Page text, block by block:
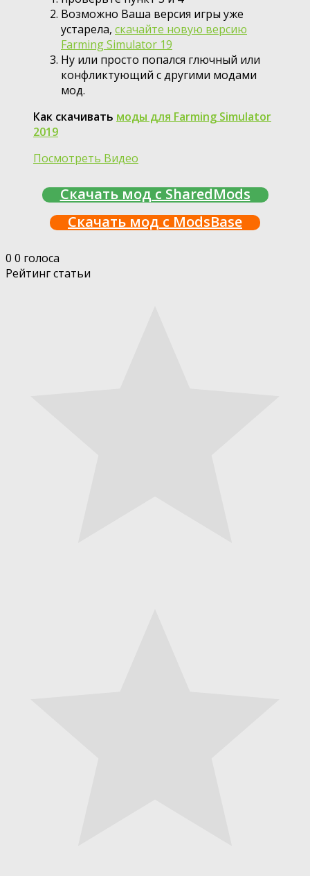
Возможно Ваша версия игры уже
устарела, скачайте новую версию
Farming Simulator 19
Ну или просто попался глючный или
конфликтующий с другими модами
мод.
Как скачивать моды для Farming Simulator
2019
Посмотреть Видео
Скачать мод с SharedMods
Скачать мод с ModsBase
0 0 голоса
Рейтинг статьи